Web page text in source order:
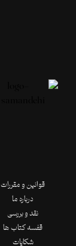
قوانین و مقررات
درباره ما
نقد و بررسی
قفسه کتاب ها
شکایات